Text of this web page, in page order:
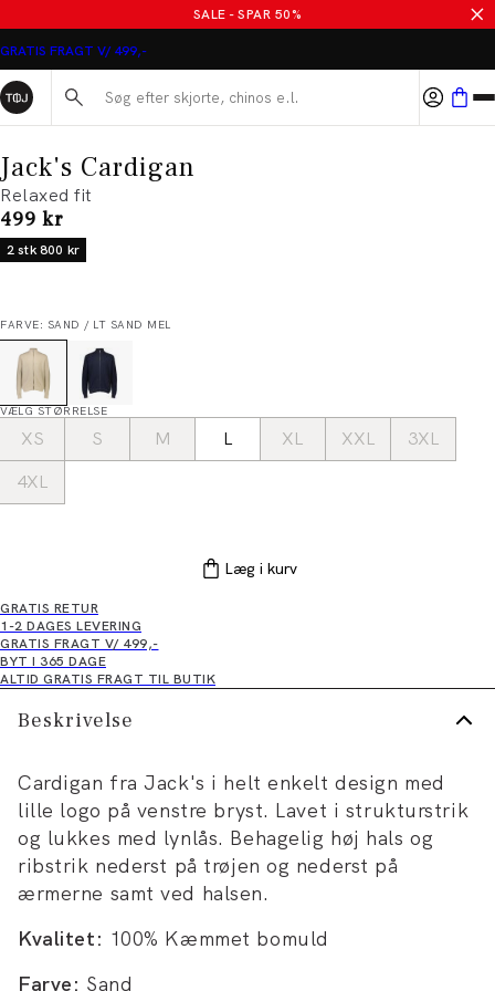
SALE - SPAR 50%
GRATIS FRAGT V/ 499,-
Søg her...
Jack's Cardigan
Relaxed fit
I alt (inkl. rabat)
499 kr
2 stk 800 kr
FARVE: SAND / LT SAND MEL
VÆLG STØRRELSE
XS S M L XL XXL
3XL
4XL
Læg i kurv
GRATIS RETUR
1-2 DAGES LEVERING
GRATIS FRAGT V/ 499,-
BYT I 365 DAGE
ALTID GRATIS FRAGT TIL BUTIK
Beskrivelse
Cardigan fra Jack's i helt enkelt design med
lille logo på venstre bryst. Lavet i strukturstrik
og lukkes med lynlås. Behagelig høj hals og
ribstrik nederst på trøjen og nederst på
ærmerne samt ved halsen.
Kvalitet: 100% Kæmmet bomuld
Farve: Sand